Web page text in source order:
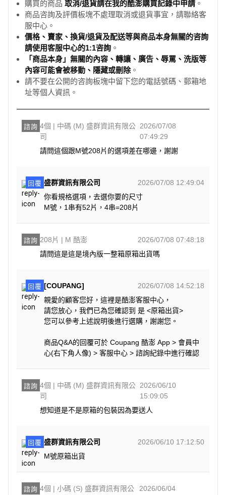
購買的商品 取消/退貨請在我的酷澎購買記錄中申請 。
商品咨詢及評價板塊不處理取消或退貨事宜，請聯絡客
服中心。
價格、賣家、換貨/退貨及配送等與商品本身無關的咨詢
請使用客服中心的1:1咨詢 。
「商品本身」無關的內容、轉讓、廣告、辱罵、洗版等
內容可能會被移動、隱藏或刪除。
請不要在公開的咨詢板塊中留下您的電話號碼、郵箱地
址等個人資訊。
諮詢 4個 | 中碼 (M) 盛群資訊有限公
司
2026/07/08
07:49:29
請問這個跟M號208片的選項差在哪邊，謝謝
回覆 盛群資訊有限公司
2026/07/08 12:49:04
你看規格選項，去選你要的尺寸
M號，1串有52片，4串=208片
諮詢 208片 | M 酷澎
2026/07/08 07:48:18
請問這是這是境內版一整箱原箱出貨嗎
回覆 [COUPANG]
2026/07/08 14:52:18
親愛的顧客您好，這裡是酷澎客服中心，
請您放心，我們已為您確認到 是 <原箱出貨>
您可以參考上述說明後進行選購，謝謝您。
商品Q&A的回覆可於 Coupang 酷澎 App > 會員中
心(右下角人像) > 客服中心 > 諮詢紀錄中進行確認
諮詢 4個 | 中碼 (M) 盛群資訊有限公
司
2026/06/10
15:09:05
想知道是不是原箱的包裝因為要送人
回覆 盛群資訊有限公司
2026/06/10 17:12:50
M號原箱出貨
諮詢 4個 | 小碼 (S) 盛群資訊有限公
2026/06/04